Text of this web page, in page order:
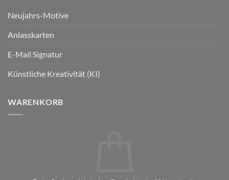
Neujahrs-Motive
Anlasskarten
E-Mail Signatur
Künstliche Kreativität (KI)
WARENKORB